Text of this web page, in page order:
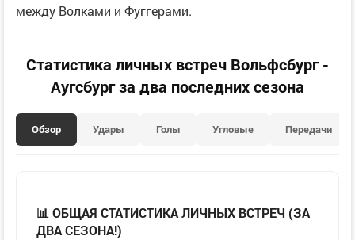
между Волками и Фуггерами.
Статистика личных встреч Вольфсбург -
Аугсбург за два последних сезона
Обзор Удары Голы Угловые Передачи
📊 ОБЩАЯ СТАТИСТИКА ЛИЧНЫХ ВСТРЕЧ (ЗА
ДВА СЕЗОНА!)